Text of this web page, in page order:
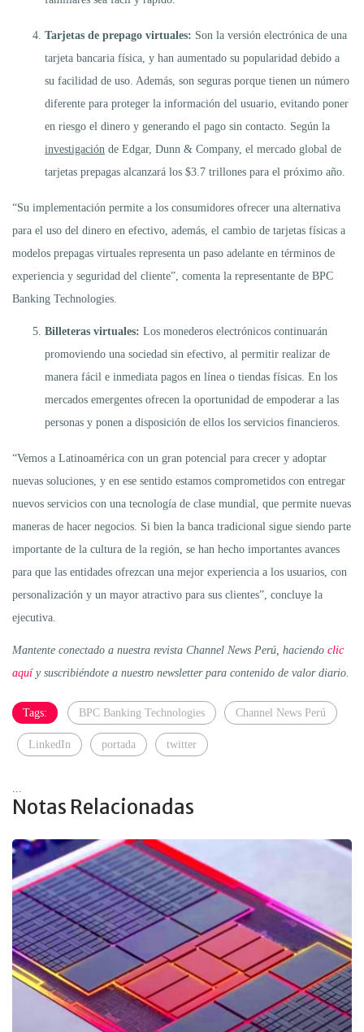
Tarjetas de prepago virtuales: Son la versión electrónica de una
tarjeta bancaria física, y han aumentado su popularidad debido a
su facilidad de uso. Además, son seguras porque tienen un número
diferente para proteger la información del usuario, evitando poner
en riesgo el dinero y generando el pago sin contacto. Según la
investigación de Edgar, Dunn & Company, el mercado global de
tarjetas prepagas alcanzará los $3.7 trillones para el próximo año.
“Su implementación permite a los consumidores ofrecer una alternativa
para el uso del dinero en efectivo, además, el cambio de tarjetas físicas a
modelos prepagas virtuales representa un paso adelante en términos de
experiencia y seguridad del cliente”, comenta la representante de BPC
Banking Technologies.
Billeteras virtuales: Los monederos electrónicos continuarán
promoviendo una sociedad sin efectivo, al permitir realizar de
manera fácil e inmediata pagos en línea o tiendas físicas. En los
mercados emergentes ofrecen la oportunidad de empoderar a las
personas y ponen a disposición de ellos los servicios financieros.
“Vemos a Latinoamérica con un gran potencial para crecer y adoptar
nuevas soluciones, y en ese sentido estamos comprometidos con entregar
nuevos servicios con una tecnología de clase mundial, que permite nuevas
maneras de hacer negocios. Si bien la banca tradicional sigue siendo parte
importante de la cultura de la región, se han hecho importantes avances
para que las entidades ofrezcan una mejor experiencia a los usuarios, con
personalización y un mayor atractivo para sus clientes”, concluye la
ejecutiva.
Mantente conectado a nuestra revista Channel News Perú, haciendo clic
aquíy suscribiéndote a nuestro newsletter para contenido de valor diario.
Tags: BPC Banking Technologies Channel News Perú
LinkedIn portada twitter
Notas Relacionadas